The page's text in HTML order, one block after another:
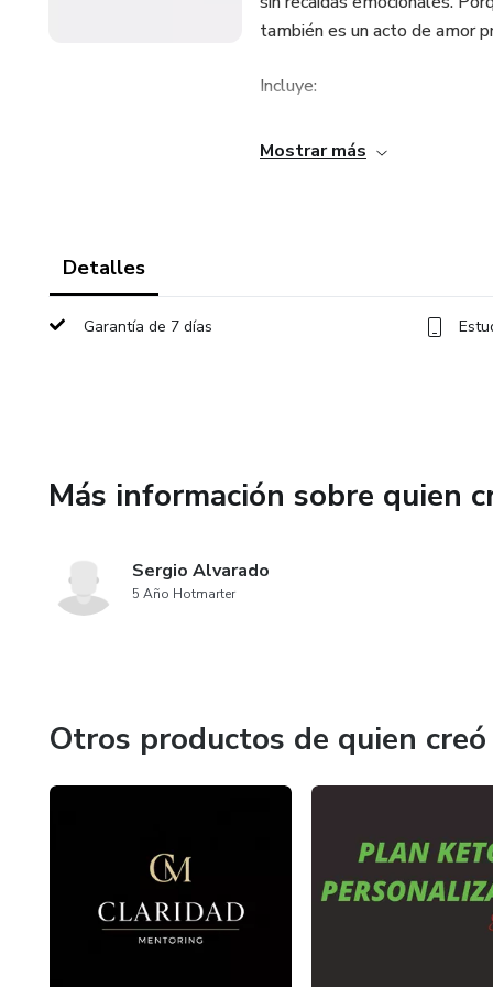
también es un acto de amor
Incluye:
✅ Las 5 reglas de oro del
💬 Respuestas preparadas
Es una herramienta diseñada
No más recaídas. No más
Mostrar más
Detalles
Garantía de 7 días
Más información sobre quien
Sergio Alvarado
5 Año Hotmarter
Otros productos de quien